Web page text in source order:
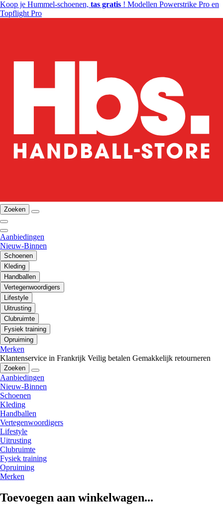
Koop je Hummel-schoenen, tas gratis ! Modellen Powerstrike Pro en
Topflight Pro
Zoeken
Aanbiedingen
Nieuw-Binnen
Schoenen
Kleding
Handballen
Vertegenwoordigers
Lifestyle
Uitrusting
Clubruimte
Fysiek training
Opruiming
Merken
Klantenservice in Frankrijk Veilig betalen Gemakkelijk retourneren
Zoeken
Aanbiedingen
Nieuw-Binnen
Schoenen
Kleding
Handballen
Vertegenwoordigers
Lifestyle
Uitrusting
Clubruimte
Fysiek training
Opruiming
Merken
Toevoegen aan winkelwagen...